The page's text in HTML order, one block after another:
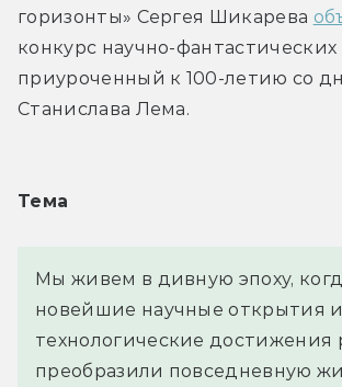
горизонты» Сергея Шикарева
конкурс научно-фантастических
приуроченный к 100-летию со
Станислава Лема.
Тема
Мы живем в дивную эпоху,
новейшие научные открытия и
технологические достижения
преобразили повседневную